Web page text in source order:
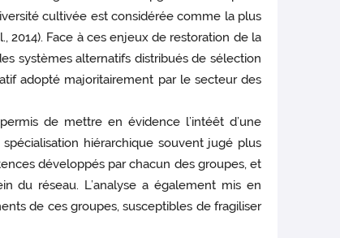
cultivée est considérée comme la plus
Face à ces enjeux de restoration de la
systèmes alternatifs distribués de sélection
adopté majoritairement par le secteur des
de mettre en évidence l’intéêt d’une
hiérarchique souvent jugé plus
développés par chacun des groupes, et
du réseau. L’analyse a également mis en
de ces groupes, susceptibles de fragiliser